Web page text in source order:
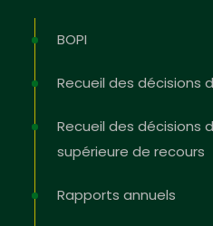
BOPI
Recueil des décisions
Recueil des décisions
supérieure de recours
Rapports annuels